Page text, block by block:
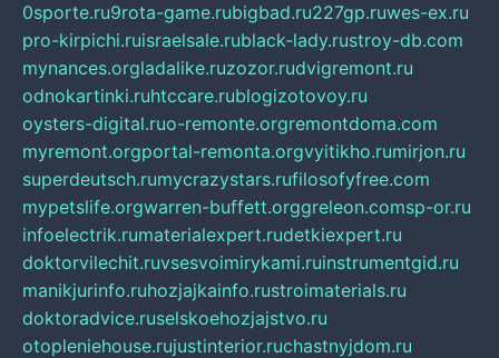
0sporte.ru9rota-game.rubigbad.ru227gp.ruwes-ex.ru
pro-kirpichi.ruisraelsale.rublack-lady.rustroy-db.com
mynances.orgladalike.ruzozor.rudvigremont.ru
odnokartinki.ruhtccare.rublogizotovoy.ru
oysters-digital.ruo-remonte.orgremontdoma.com
myremont.orgportal-remonta.orgvyitikho.rumirjon.ru
superdeutsch.rumycrazystars.rufilosofyfree.com
mypetslife.orgwarren-buffett.orggreleon.comsp-or.ru
infoelectrik.rumaterialexpert.rudetkiexpert.ru
doktorvilechit.ruvsesvoimirykami.ruinstrumentgid.ru
manikjurinfo.ruhozjajkainfo.rustroimaterials.ru
doktoradvice.ruselskoehozjajstvo.ru
otopleniehouse.rujustinterior.ruchastnyjdom.ru